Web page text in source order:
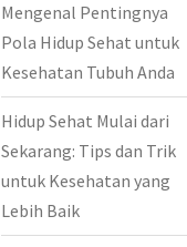
Mengenal Pentingnya
Pola Hidup Sehat untuk
Kesehatan Tubuh Anda
Hidup Sehat Mulai dari
Sekarang: Tips dan Trik
untuk Kesehatan yang
Lebih Baik